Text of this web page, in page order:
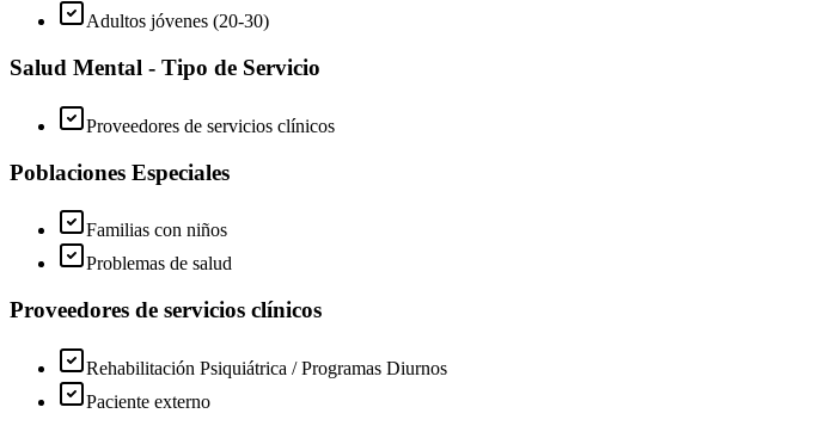
Adultos jóvenes (20-30)
Salud Mental - Tipo de Servicio
Proveedores de servicios clínicos
Poblaciones Especiales
Familias con niños
Problemas de salud
Proveedores de servicios clínicos
Rehabilitación Psiquiátrica / Programas Diurnos
Paciente externo